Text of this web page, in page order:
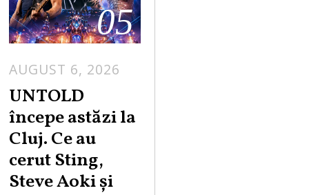
05
AUGUST 6, 2026
UNTOLD
începe astăzi la
Cluj. Ce au
cerut Sting,
Steve Aoki și